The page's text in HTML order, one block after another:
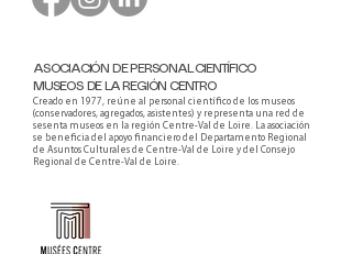
ASOCIACIÓN DE PERSONAL CIENTÍFICO
MUSEOS DE LA REGIÓN CENTRO
Creado en 1977, reúne al personal científico de los museos
(conservadores, agregados, asistentes) y representa una red de
sesenta museos en la región Centre-Val de Loire. La asociación
se beneficia del apoyo financiero del Departamento Regional
de Asuntos Culturales de Centre-Val de Loire y del Consejo
Regional de Centre-Val de Loire.